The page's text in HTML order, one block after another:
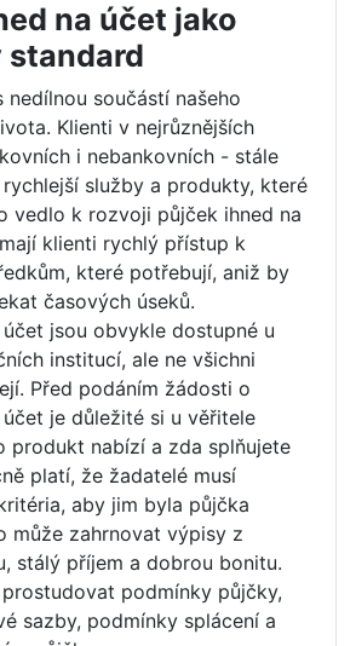
na účet jako
standard
nedílnou součástí našeho
Klienti v nejrůznějších
i nebankovních - stále
služby a produkty, které
vedlo k rozvoji půjček ihned na
klienti rychlý přístup k
které potřebují, aniž by
časových úseků.
jsou obvykle dostupné u
institucí, ale ne všichni
Před podáním žádosti o
je důležité si u věřitele
produkt nabízí a zda splňujete
platí, že žadatelé musí
aby jim byla půjčka
může zahrnovat výpisy z
stálý příjem a dobrou bonitu.
podmínky půjčky,
sazby, podmínky splácení a